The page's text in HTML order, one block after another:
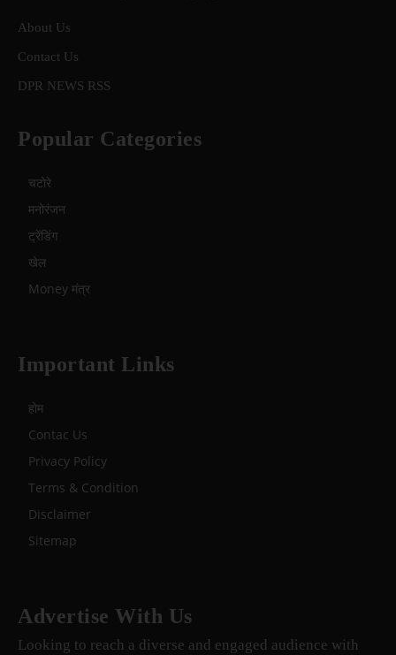
About Us
Contact Us
DPR NEWS RSS
Popular Categories
चटोरे
मनोरंजन
ट्रेंडिंग
खेल
Money मंत्र
Important Links
होम
Contac Us
Privacy Policy
Terms & Condition
Disclaimer
Sitemap
Advertise With Us
Looking to reach a diverse and engaged audience with